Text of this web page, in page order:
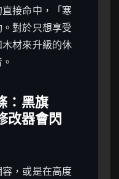
接命中，「寒
對於只想享受
材來升級的休
：黑旗
改器會閃
，或是在高度